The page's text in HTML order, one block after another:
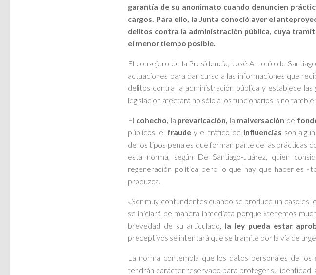
garantía de su anonimato cuando denuncien
cargos. Para ello, la Junta conoció ayer el
delitos contra la administración pública, cuya
el menor tiempo posible.
El consejero de la Presidencia, José Antonio de
actuaciones para dar curso a las informaciones que
delitos contra la administración pública y establece
legislación afectará no sólo a los funcionarios, sino
El cohecho, la prevaricación, la malversación de
públicos, el fraudey el tráfico de influencias son
de los tipos penales que forman parte de las prácticas
esta norma, según De Santiago-Juárez, quien
regeneración política pero lo que hay que hacer es
produzca.
«Ser muy contundentes cuando se produce un caso es
se iniciará de manera inmediata porque «tenemos
brevedad de su articulado, la ley pueda estar
preceptivos se intentará que se tramite por la vía de
La norma contempla que los datos personales de
tendrán carácter reservado para proteger su identidad,